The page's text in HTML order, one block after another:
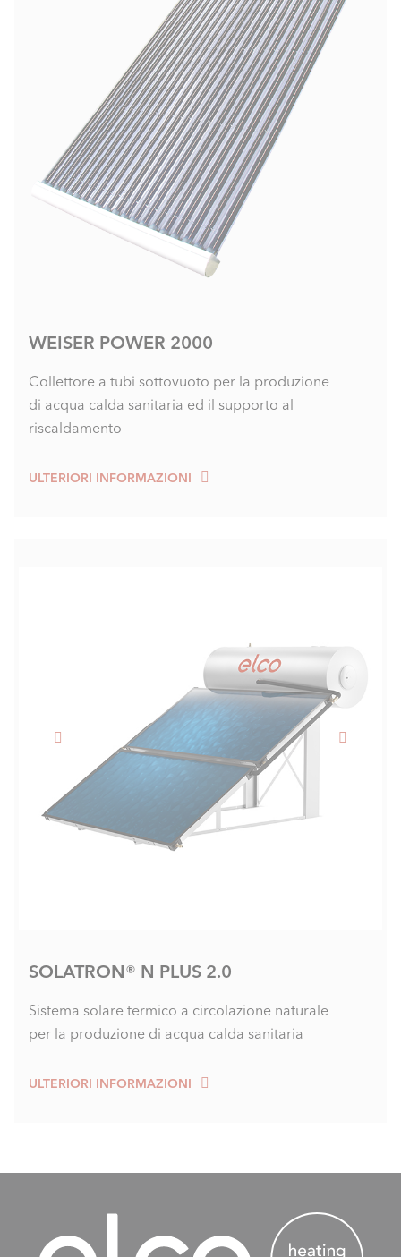
WEISER POWER 2000
Collettore a tubi sottovuoto per la produzione
di acqua calda sanitaria ed il supporto al
riscaldamento
ULTERIORI INFORMAZIONI
SOLATRON® N PLUS 2.0
Sistema solare termico a circolazione naturale
per la produzione di acqua calda sanitaria
ULTERIORI INFORMAZIONI